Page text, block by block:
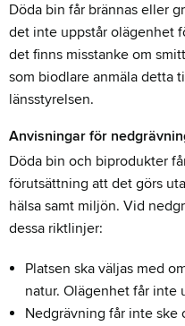
Döda bin får brännas eller
det inte uppstår olägenhet
det finns misstanke om
som biodlare anmäla detta
länsstyrelsen.
Anvisningar för
Döda bin och biprodukter
förutsättning att det görs
hälsa samt miljön. Vid
dessa riktlinjer:
Platsen ska väljas med
natur. Olägenhet får inte
Nedgrävning får inte ske